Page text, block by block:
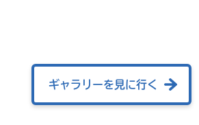
ギャラリーを見に行く